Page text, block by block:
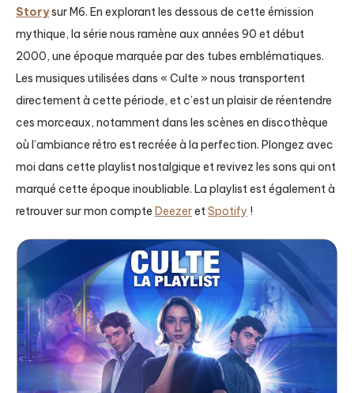
Storysur M6. En explorant les dessous de cette émission
mythique, la série nous ramène aux années 90 et début
2000, une époque marquée par des tubes emblématiques.
Les musiques utilisées dans « Culte » nous transportent
directement à cette période, et c’est un plaisir de réentendre
ces morceaux, notamment dans les scènes en discothèque
où l’ambiance rétro est recréée à la perfection. Plongez avec
moi dans cette playlist nostalgique et revivez les sons qui ont
marqué cette époque inoubliable. La playlist est également à
retrouver sur mon compte DeezeretSpotify !